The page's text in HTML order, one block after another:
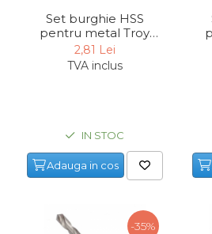
Set burghie HSS
pentru metal Troy
31010, Ø 1 mm, 10
bucati
2,81 Lei
TVA inclus
IN STOC
Adauga in cos
-35%